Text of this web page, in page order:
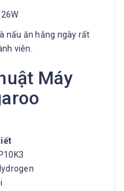
nấu ăn hằng ngày rất
viên.
Máy